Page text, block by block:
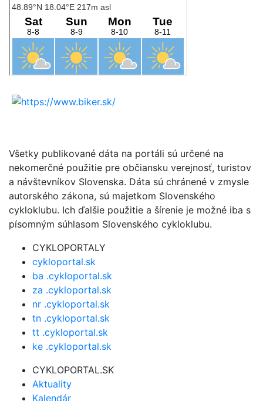
Všetky publikované dáta na portáli sú určené na
nekomerčné použitie pre občiansku verejnosť, turistov
a návštevníkov Slovenska. Dáta sú chránené v zmysle
autorského zákona, sú majetkom Slovenského
cykloklubu. Ich ďalšie použitie a šírenie je možné iba s
písomným súhlasom Slovenského cykloklubu.
CYKLOPORTALY
cykloportal.sk
ba .cykloportal.sk
za .cykloportal.sk
nr .cykloportal.sk
tn .cykloportal.sk
tt .cykloportal.sk
ke .cykloportal.sk
CYKLOPORTAL.SK
Aktuality
Kalendár